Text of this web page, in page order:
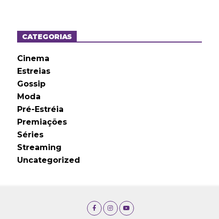
o
sCATEGORIAS
Cinema
Estreias
Gossip
Moda
Pré-Estréia
Premiações
Séries
Streaming
Uncategorized